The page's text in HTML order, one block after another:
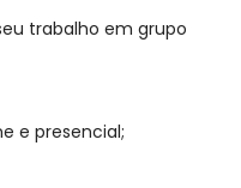
trabalho em grupo
e presencial;